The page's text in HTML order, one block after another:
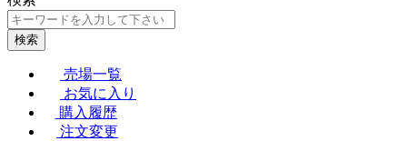
検索
売場一覧
お気に入り
購入履歴
注文変更